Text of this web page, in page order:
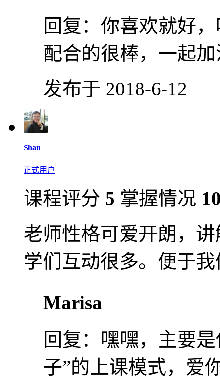
回复： 你喜欢就好
配合的很棒，一起加
发布于 2018-6-12
Shan
正式用户
课程评分 5 掌握情况
老师性格可爱开朗，
学们互动很多。便于
Marisa
回复： 嘿嘿，主要
子”的上课模式，